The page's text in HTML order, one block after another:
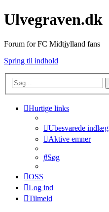
Ulvegraven.dk
Forum for FC Midtjylland fans
Spring til indhold
Hurtige links
Ubesvarede indlæg
Aktive emner
Søg
OSS
Log ind
Tilmeld